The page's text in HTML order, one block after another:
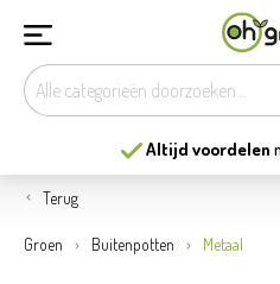
13mooiste
Terug
Groen Buitenpotten Metaal